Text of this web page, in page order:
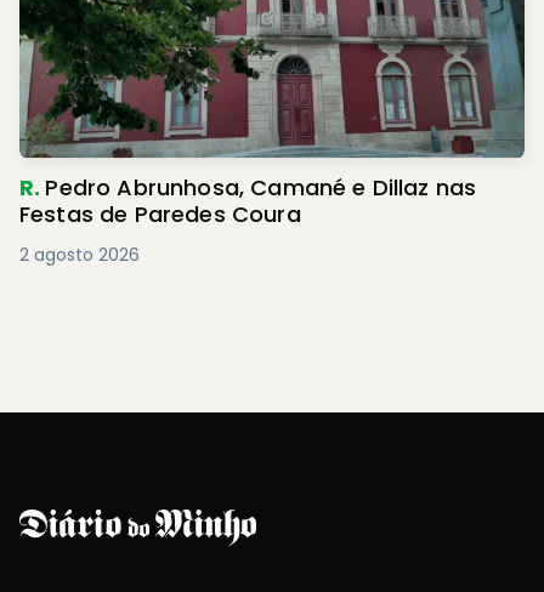
R. Pedro Abrunhosa, Camané e Dillaz nas
Festas de Paredes Coura
2 agosto 2026